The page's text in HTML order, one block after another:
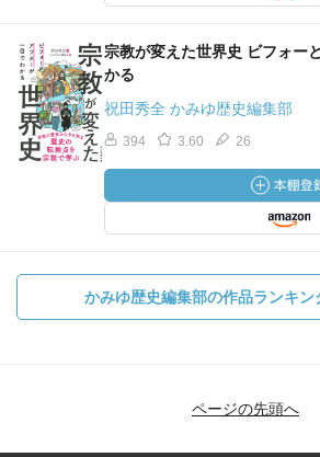
宗教が変えた世界史 ビフォー
かる
祝田秀全 かみゆ歴史編集部
394 3.60 26
かみゆ歴史編集部の作品ランキン
ページの先頭へ